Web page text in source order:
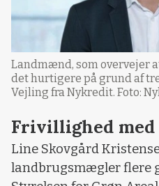
Landmænd, som overvejer
det hurtigere på grund af
Vejling fra Nykredit. Foto:
Frivillighed
Line Skovgård
landbrugsmægler flere